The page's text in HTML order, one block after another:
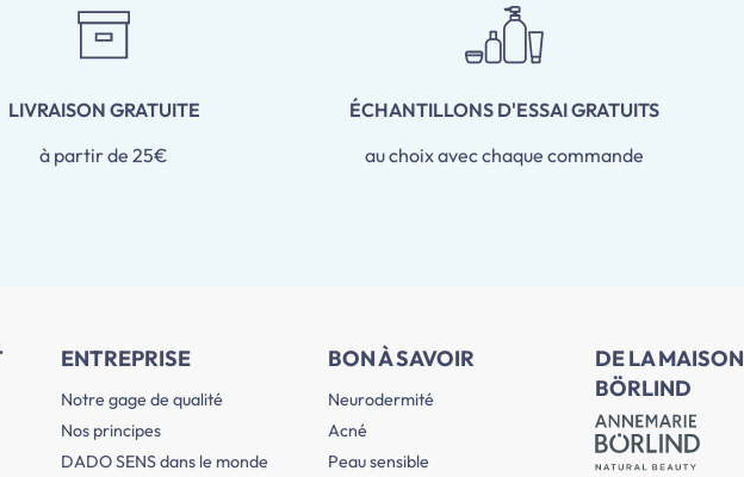
LIVRAISON GRATUITE
à partir de 25€
ÉCHANTILLONS D'ESSAI GRATUITS
au choix avec chaque commande
ENTREPRISE
Notre gage de qualité
Nos principes
DADO SENS dans le monde
BON À SAVOIR
Neurodermité
Acné
Peau sensible
DE LA MAISON
BÖRLIND